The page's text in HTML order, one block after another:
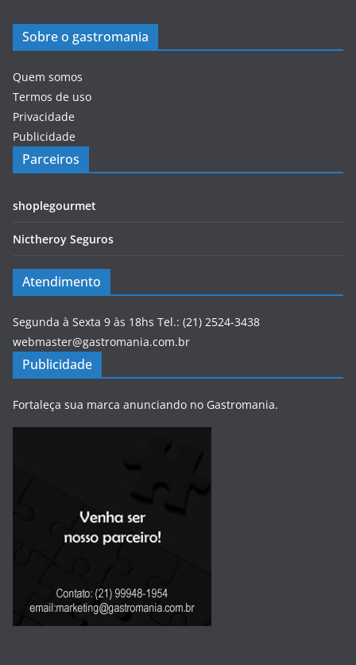
Sobre o gastromania
Quem somos
Termos de uso
Privacidade
Publicidade
Parceiros
shoplegourmet
Nictheroy Seguros
Atendimento
Segunda à Sexta 9 às 18hs Tel.: (21) 2524-3438
webmaster@gastromania.com.br
Publicidade
Fortaleça sua marca anunciando no Gastromania.